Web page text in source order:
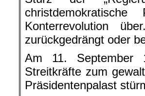
Konterrevolution
zurückgedrängt oder
Am 11. September
Streitkräfte zum
Präsidentenpalast